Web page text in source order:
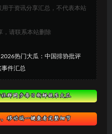
于资讯分享汇总，不代表本站
，请联系本站删除
2026热门大瓜：中国排协批评
事件汇总